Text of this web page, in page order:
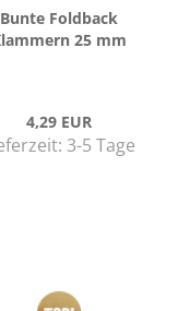
Bunte Fold­back
25 mm
4,29 EUR
3-5 Tage